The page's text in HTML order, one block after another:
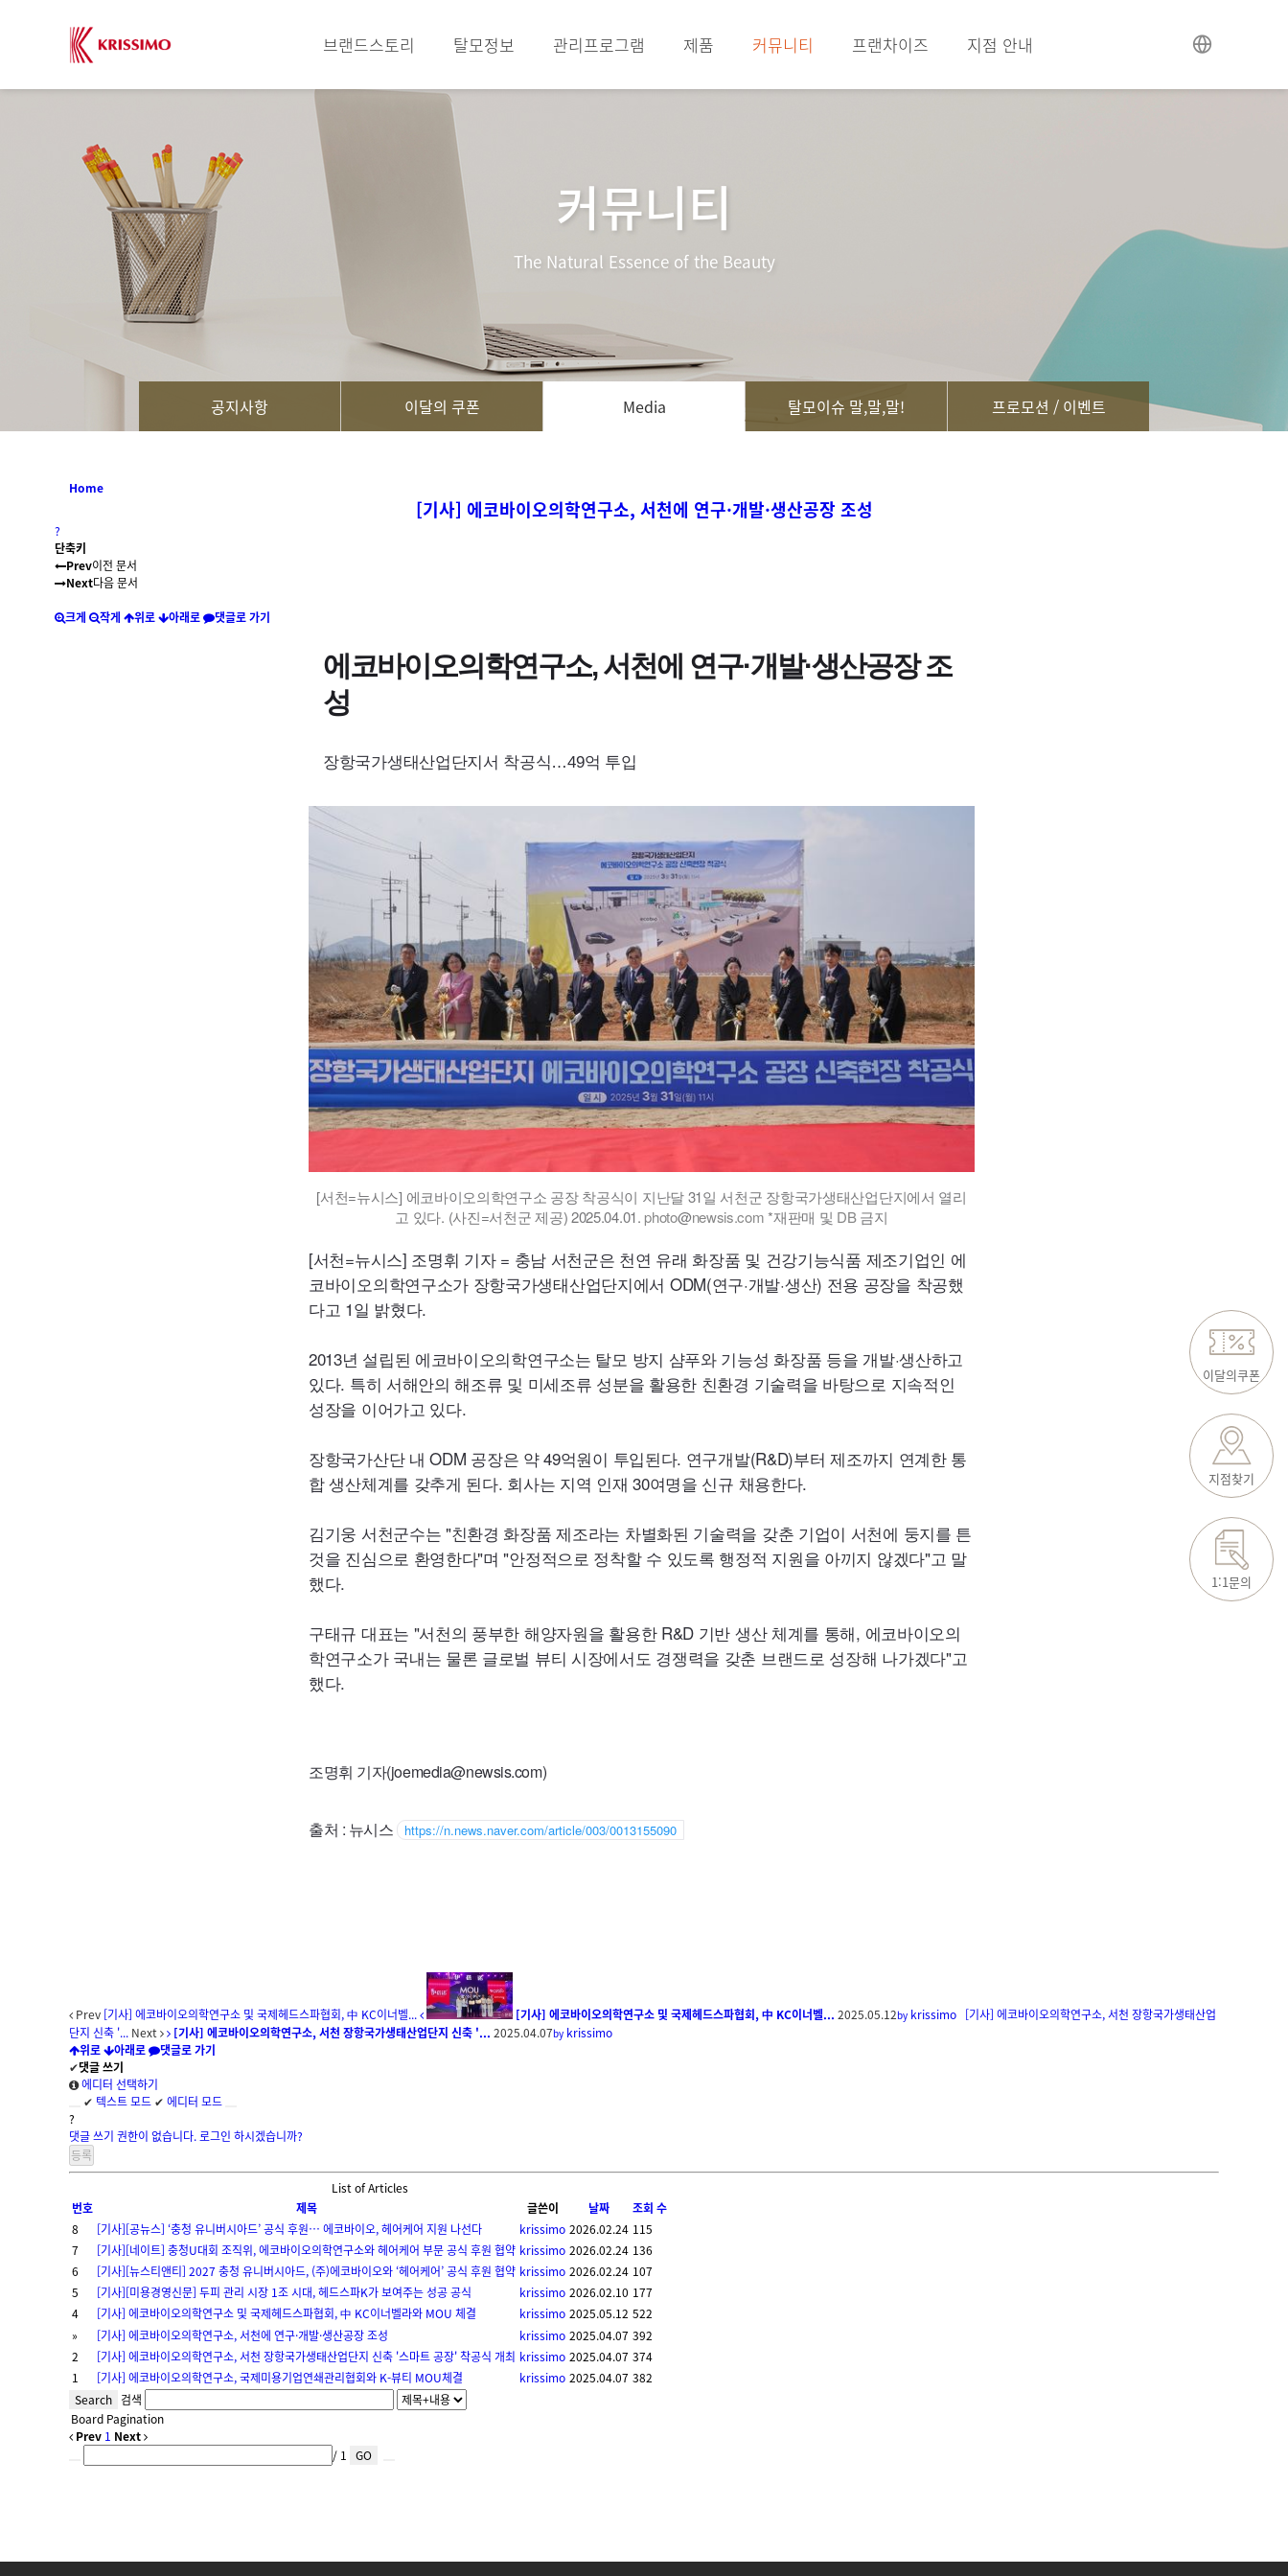
브랜드스토리 탈모정보 관리프로그램 제품 커뮤니티 프랜차이즈 지점 안내
이달의쿠폰
지점찾기
1:1문의
커뮤니티
The Natural Essence of the Beauty
공지사항 이달의 쿠폰 Media 탈모이슈 말,말,말! 프로모션 / 이벤트
Home
[기사] 에코바이오의학연구소, 서천에 연구·개발·생산공장 조성
?
단축키
Prev이전 문서
Next다음 문서
크게
작게 위로 아래로 댓글로 가기
에코바이오의학연구소, 서천에 연구·개발·생산공장 조
성
장항국가생태산업단지서 착공식…49억 투입
[서천=뉴시스] 에코바이오의학연구소 공장 착공식이 지난달 31일 서천군 장항국가생태산업단지에서 열리
고 있다. (사진=서천군 제공) 2025.04.01. photo@newsis.com*재판매 및 DB금지
[서천=뉴시스] 조명휘 기자 = 충남 서천군은 천연 유래 화장품 및 건강기능식품 제조기업인 에
코바이오의학연구소가 장항국가생태산업단지에서 ODM(연구·개발·생산) 전용 공장을 착공했
다고 1일 밝혔다.
2013년 설립된 에코바이오의학연구소는 탈모 방지 샴푸와 기능성 화장품 등을 개발·생산하고
있다. 특히 서해안의 해조류 및 미세조류 성분을 활용한 친환경 기술력을 바탕으로 지속적인
성장을 이어가고 있다.
장항국가산단 내ODM 공장은 약 49억원이 투입된다. 연구개발(R&D)부터 제조까지 연계한 통
합 생산체계를 갖추게 된다. 회사는 지역 인재 30여명을 신규 채용한다.
김기웅 서천군수는 "친환경 화장품 제조라는 차별화된 기술력을 갖춘 기업이 서천에 둥지를 튼
것을 진심으로 환영한다"며 "안정적으로 정착할 수 있도록 행정적 지원을 아끼지 않겠다"고 말
했다.
구태규 대표는 "서천의 풍부한 해양자원을 활용한 R&D 기반 생산 체계를 통해, 에코바이오의
학연구소가 국내는 물론 글로벌 뷰티 시장에서도 경쟁력을 갖춘 브랜드로 성장해 나가겠다"고
했다.
조명휘 기자(joemedia@newsis.com)
출처 : 뉴시스 https://n.news.naver.com/article/003/0013155090
Prev [기사] 에코바이오의학연구소 및 국제헤드스파협회, 中 KC이너벨... [기사] 에코바이오의학연구소 및 국제헤드스파협회, 中 KC이너벨... 2025.05.12by krissimo [기사] 에코바이오의학연구소, 서천 장항국가생태산업
단지 신축 '... Next [기사] 에코바이오의학연구소, 서천 장항국가생태산업단지 신축 '... 2025.04.07by krissimo
위로
아래로
댓글로 가기
✔댓글 쓰기
에디터 선택하기
✔ 텍스트 모드 ✔ 에디터 모드
?
댓글 쓰기 권한이 없습니다. 로그인 하시겠습니까?
List of Articles
번호
제목 글쓴이 날짜
조회 수
8
[기사][공뉴스] ‘충청 유니버시아드’ 공식 후원… 에코바이오, 헤어케어 지원 나선다 krissimo 2026.02.24 115
7
[기사][네이트] 충청U대회 조직위, 에코바이오의학연구소와 헤어케어 부문 공식 후원 협약 krissimo 2026.02.24 136
6
[기사][뉴스티앤티] 2027 충청 유니버시아드, (주)에코바이오와 ‘헤어케어’ 공식 후원 협약 krissimo 2026.02.24 107
5
[기사][미용경영신문] 두피 관리 시장 1조 시대, 헤드스파K가 보여주는 성공 공식 krissimo 2026.02.10 177
4
[기사] 에코바이오의학연구소 및 국제헤드스파협회, 中 KC이너벨라와 MOU 체결 krissimo 2025.05.12 522
»
[기사] 에코바이오의학연구소, 서천에 연구·개발·생산공장 조성 krissimo 2025.04.07 392
2
[기사] 에코바이오의학연구소, 서천 장항국가생태산업단지 신축 '스마트 공장' 착공식 개최 krissimo 2025.04.07 374
1
[기사] 에코바이오의학연구소, 국제미용기업연쇄관리협회와 K-뷰티 MOU체결 krissimo 2025.04.07 382
Search 검색
Board Pagination
Prev 1 Next
/ 1 GO